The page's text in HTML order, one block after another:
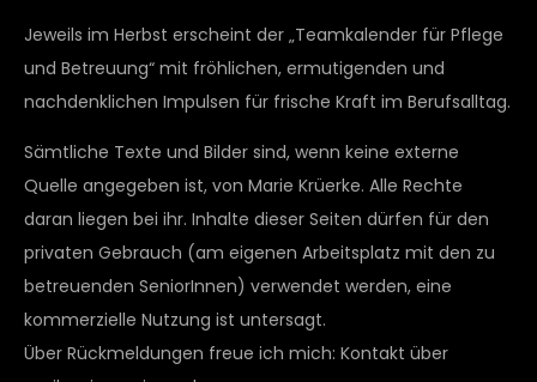
Jeweils im Herbst erscheint der „Teamkalender für Pflege
und Betreuung“ mit fröhlichen, ermutigenden und
nachdenklichen Impulsen für frische Kraft im Berufsalltag.
Sämtliche Texte und Bilder sind, wenn keine externe
Quelle angegeben ist, von Marie Krüerke. Alle Rechte
daran liegen bei ihr. Inhalte dieser Seiten dürfen für den
privaten Gebrauch (am eigenen Arbeitsplatz mit den zu
betreuenden SeniorInnen) verwendet werden, eine
kommerzielle Nutzung ist untersagt.
Über Rückmeldungen freue ich mich: Kontakt über